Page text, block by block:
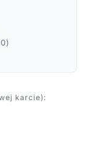
karcie):